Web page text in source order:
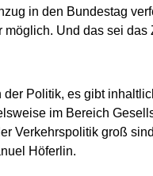
in den Bundestag
Und das sei das
der Politik, es gibt
im Bereich
Verkehrspolitik groß
Höferlin.